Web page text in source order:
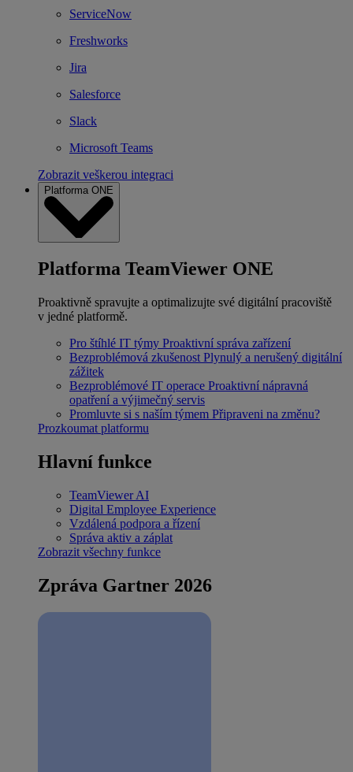
ServiceNow
Freshworks
Jira
Salesforce
Slack
Microsoft Teams
Zobrazit veškerou integraci
Platforma ONE
Platforma TeamViewer ONE
Proaktivně spravujte a optimalizujte své digitální pracoviště
v jedné platformě.
Pro štíhlé IT týmy Proaktivní správa zařízení
Bezproblémová zkušenost Plynulý a nerušený digitální
zážitek
Bezproblémové IT operace Proaktivní nápravná
opatření a výjimečný servis
Promluvte si s naším týmem Připraveni na změnu?
Prozkoumat platformu
Hlavní funkce
TeamViewer AI
Digital Employee Experience
Vzdálená podpora a řízení
Správa aktiv a záplat
Zobrazit všechny funkce
Zpráva Gartner 2026